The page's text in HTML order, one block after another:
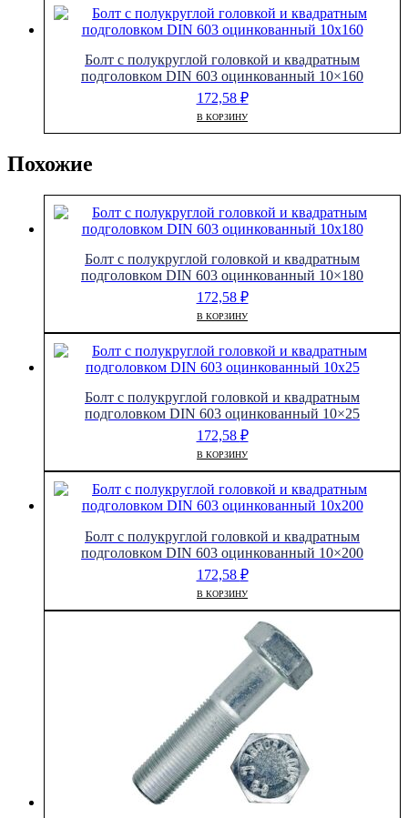
Болт с полукруглой головкой и квадратным
подголовком DIN 603 оцинкованный 10×160
172,58 ₽
В КОРЗИНУ
Похожие
Болт с полукруглой головкой и квадратным
подголовком DIN 603 оцинкованный 10×180
172,58 ₽
В КОРЗИНУ
Болт с полукруглой головкой и квадратным
подголовком DIN 603 оцинкованный 10×25
172,58 ₽
В КОРЗИНУ
Болт с полукруглой головкой и квадратным
подголовком DIN 603 оцинкованный 10×200
172,58 ₽
В КОРЗИНУ